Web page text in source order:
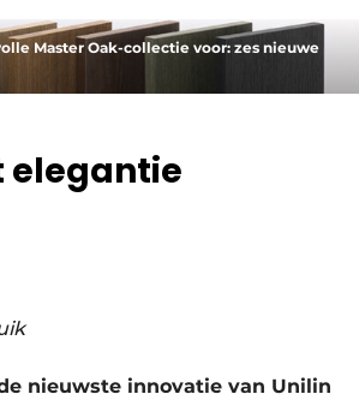
Master Oak-collectie voor: zes nieuwe
elegantie
nieuwste innovatie van Unilin